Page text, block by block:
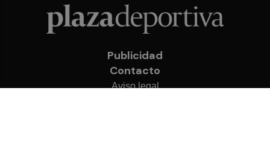
Publicidad
Contacto
Aviso legal